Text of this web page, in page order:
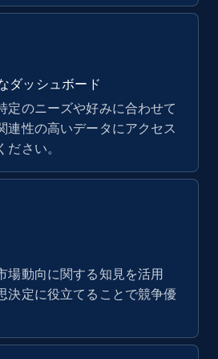
Product rating, Product
rating max, Rating,
and more.
今すぐ始める
Currency, Gtin,
urls, Top reviews, and
ダッシュボード
定のニーズや好みに合わせて
連性の高いデータにアクセス
さい。
場動向に関する知見を活用
決定に役立てることで競争優